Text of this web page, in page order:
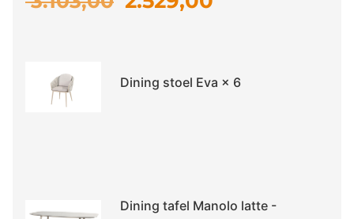
Dining stoel Eva × 6
Dining tafel Manolo latte -